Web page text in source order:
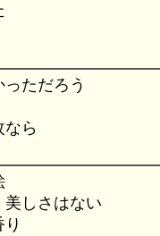
ただろう
なら
しさはない